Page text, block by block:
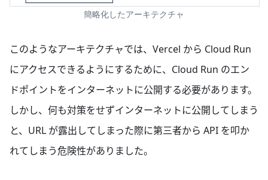
簡略化したアーキテクチャ
このようなアーキテクチャでは、Vercel から Cloud Run
にアクセスできるようにするために、Cloud Run のエン
ドポイントをインターネットに公開する必要があります。
しかし、何も対策をせずインターネットに公開してしまう
と、URL が露出してしまった際に第三者から API を叩か
れてしまう危険性がありました。